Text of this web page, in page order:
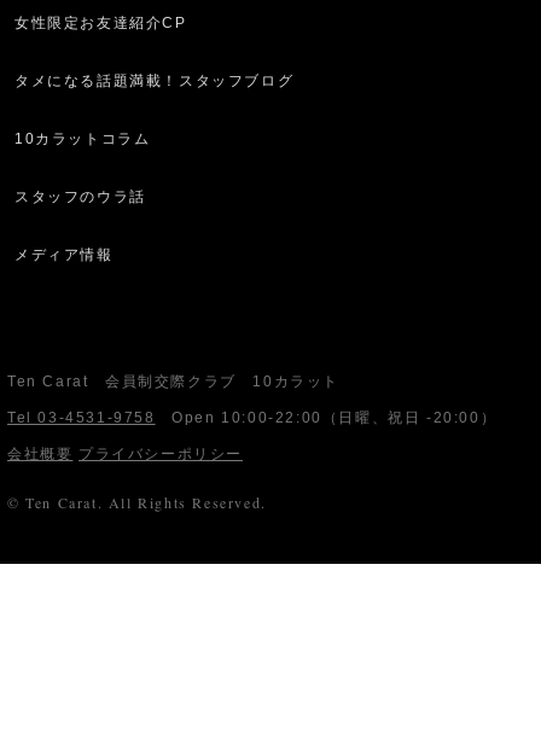
女性限定お友達紹介CP
タメになる話題満載！スタッフブログ
10カラットコラム
スタッフのウラ話
メディア情報
Ten Carat 会員制交際クラブ 10カラット
Tel 03-4531-9758 Open 10:00-22:00 （日曜、祝日 -20:00）
会社概要 プライバシーポリシー
© Ten Carat. All Rights Reserved.